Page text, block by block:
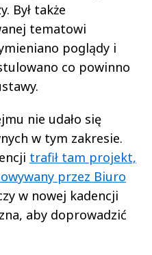
Był także
tematowi
poglądy i
co powinno
nie udało się
w tym zakresie.
trafił tam projekt,
przez Biuro
w nowej kadencji
aby doprowadzić